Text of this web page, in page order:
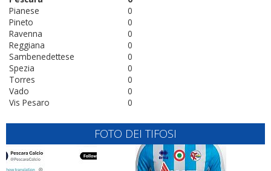
0
Pianese
0
Pineto
0
Ravenna
0
Reggiana
0
Sambenedettese
0
Spezia
0
Torres
0
Vado
0
Vis Pesaro
FOTO DEI TIFOSI